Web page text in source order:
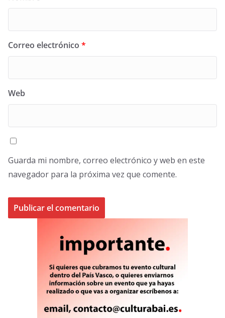
Correo electrónico *
Web
Guarda mi nombre, correo electrónico y web en este
navegador para la próxima vez que comente.